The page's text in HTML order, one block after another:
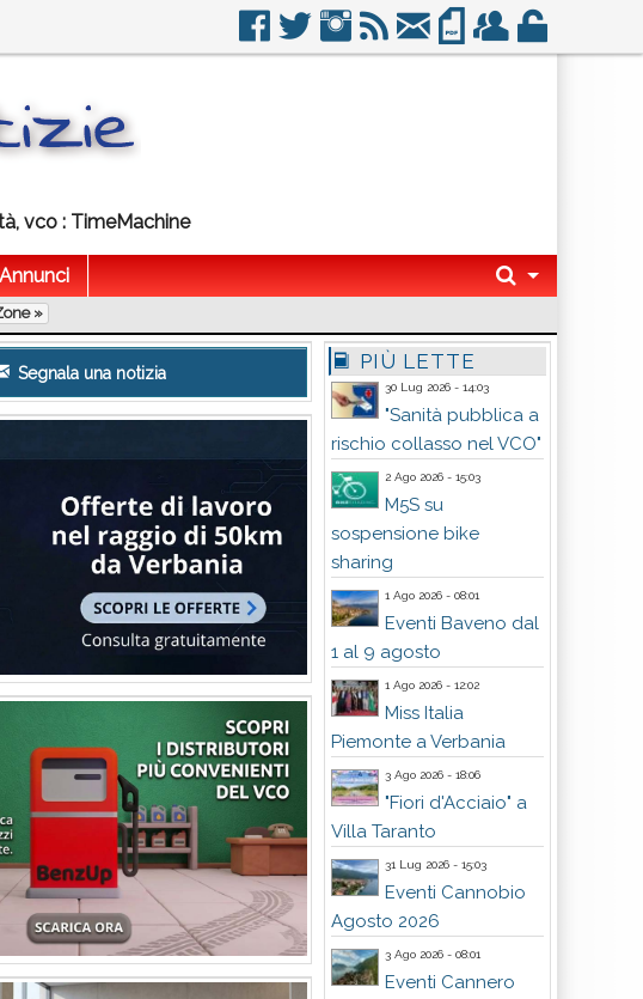
vco : TimeMachine
Annunci
»
Segnala una notizia PIÙ LETTE
30 Lug 2026 - 14:03
"Sanità pubblica a
rischio collasso nel VCO"
2 Ago 2026 - 15:03
M5S su
sospensione bike
sharing
1 Ago 2026 - 08:01
Eventi Baveno dal
1 al 9 agosto
1 Ago 2026 - 12:02
Miss Italia
Piemonte a Verbania
3 Ago 2026 - 18:06
"Fiori d'Acciaio" a
Villa Taranto
31 Lug 2026 - 15:03
Eventi Cannobio
Agosto 2026
3 Ago 2026 - 08:01
Eventi Cannero